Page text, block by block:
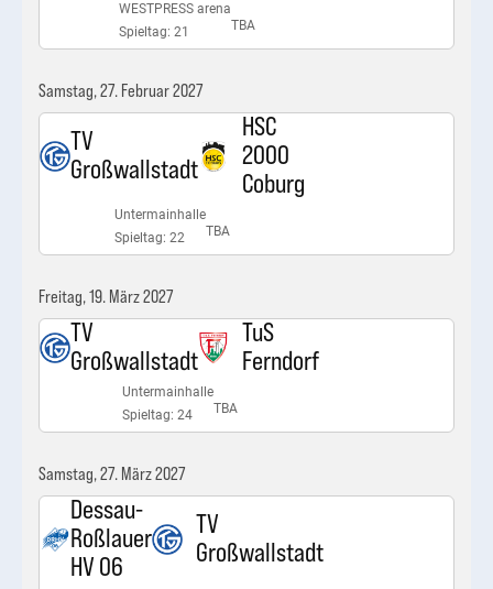
WESTPRESS arena
Spieltag: 21
TBA
Samstag, 27. Februar 2027
TV
Großwallstadt
HSC
2000
Coburg
Untermainhalle
Spieltag: 22
TBA
Freitag, 19. März 2027
TV
Großwallstadt
TuS
Ferndorf
Untermainhalle
Spieltag: 24
TBA
Samstag, 27. März 2027
Dessau-
Roßlauer
HV 06
TV
Großwallstadt